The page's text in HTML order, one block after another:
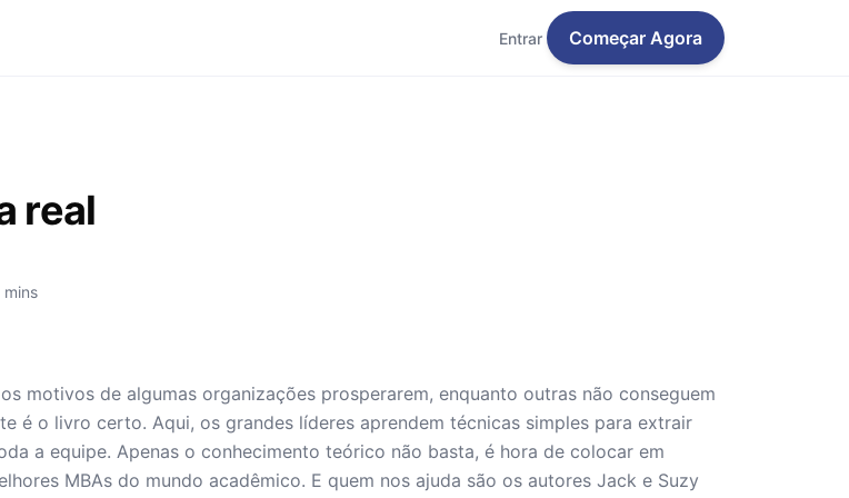
Entrar Começar Agora
real
mins
motivos de algumas organizações prosperarem, enquanto outras não conseguem
é o livro certo. Aqui, os grandes líderes aprendem técnicas simples para extrair
a equipe. Apenas o conhecimento teórico não basta, é hora de colocar em
MBAs do mundo acadêmico. E quem nos ajuda são os autores Jack e Suzy